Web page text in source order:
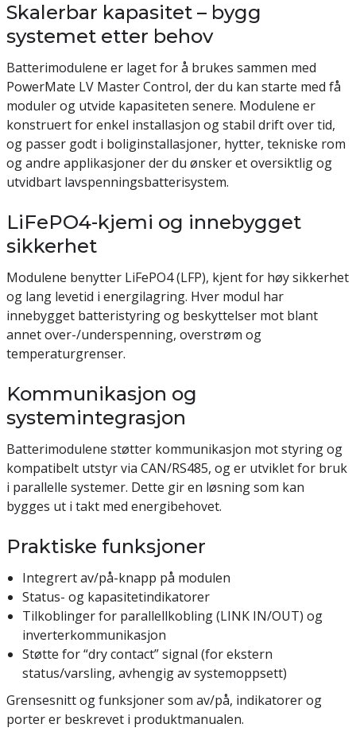
Skalerbar kapasitet – bygg
systemet etter behov
Batterimodulene er laget for å brukes sammen med
PowerMate LV Master Control, der du kan starte med få
moduler og utvide kapasiteten senere. Modulene er
konstruert for enkel installasjon og stabil drift over tid,
og passer godt i boliginstallasjoner, hytter, tekniske rom
og andre applikasjoner der du ønsker et oversiktlig og
utvidbart lavspenningsbatterisystem.
LiFePO4-kjemi og innebygget
sikkerhet
Modulene benytter LiFePO4 (LFP), kjent for høy sikkerhet
og lang levetid i energilagring. Hver modul har
innebygget batteristyring og beskyttelser mot blant
annet over-/underspenning, overstrøm og
temperaturgrenser.
Kommunikasjon og
systemintegrasjon
Batterimodulene støtter kommunikasjon mot styring og
kompatibelt utstyr via CAN/RS485, og er utviklet for bruk
i parallelle systemer. Dette gir en løsning som kan
bygges ut i takt med energibehovet.
Praktiske funksjoner
Integrert av/på-knapp på modulen
Status- og kapasitetindikatorer
Tilkoblinger for parallellkobling (LINK IN/OUT) og
inverterkommunikasjon
Støtte for “dry contact” signal (for ekstern
status/varsling, avhengig av systemoppsett)
Grensesnitt og funksjoner som av/på, indikatorer og
porter er beskrevet i produktmanualen.